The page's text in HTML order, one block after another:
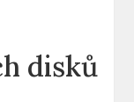
‍disků